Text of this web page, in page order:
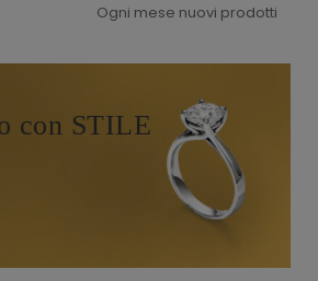
Ogni mese nuovi prodotti
con STILE